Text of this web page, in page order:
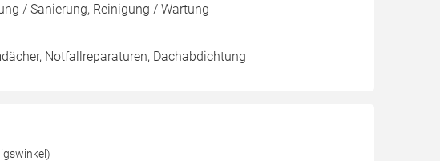
/ Sanierung, Reinigung / Wartung
Notfallreparaturen, Dachabdichtung